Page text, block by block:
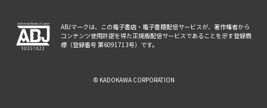
ABJマークは、この電子書店・電子書籍配信サービスが、著作権者から
コンテンツ使用許諾を得た正規版配信サービスであることを示す登録商
標（登録番号 第6091713号）です。
© KADOKAWA CORPORATION